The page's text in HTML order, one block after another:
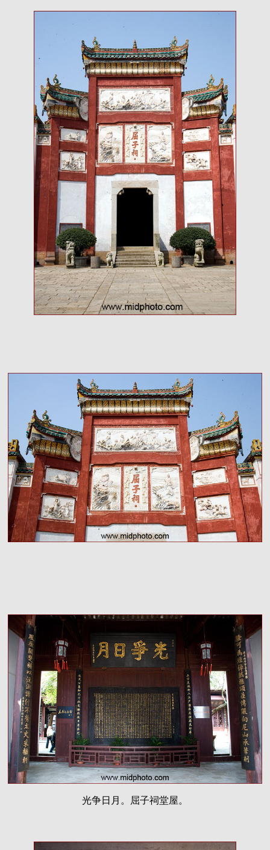
光争日月。屈子祠堂屋。